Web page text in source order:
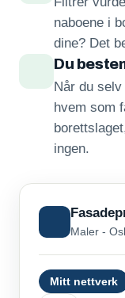
naboene i
dine? Det
Du
Når du
hvem som
ingen.
Maler -
Mitt nettverk